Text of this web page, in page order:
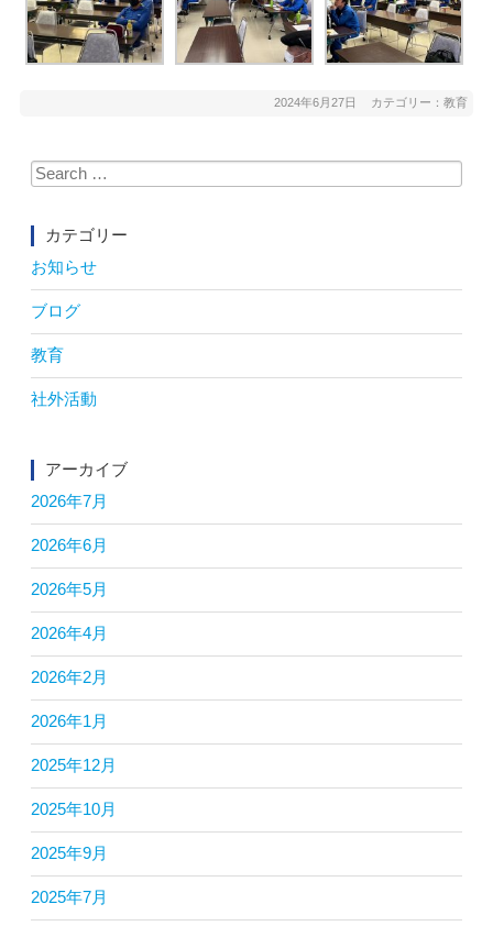
2024年6月27日 カテゴリー：教育
Search
for:
カテゴリー
お知らせ
ブログ
教育
社外活動
アーカイブ
2026年7月
2026年6月
2026年5月
2026年4月
2026年2月
2026年1月
2025年12月
2025年10月
2025年9月
2025年7月